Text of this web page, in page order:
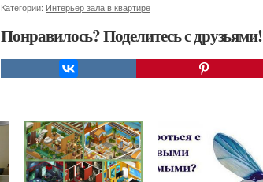
Категории: Интерьер зала в квартире
Понравилось? Поделитесь с друзьями!